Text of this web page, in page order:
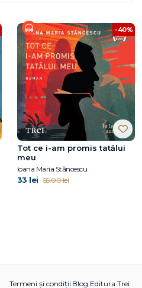
-40%
Tot ce i-am promis tatălui
meu
Ioana Maria Stăncescu
33 lei 55.00 lei
Termeni și condiții Blog Editura Trei